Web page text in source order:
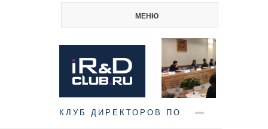
МЕНЮ
КЛУБ ДИРЕКТОРОВ ПО